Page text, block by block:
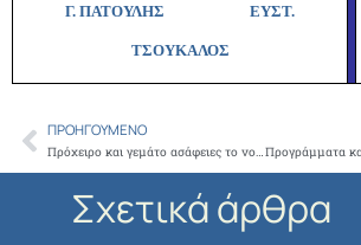
Γ. ΠΑΤΟΥΛΗΣ ΕΥΣΤ.
ΤΣΟΥΚΑΛΟΣ
Prev
ΠΡΟΗΓΟΎΜΕΝΟ
Πρόχειρο και γεμάτο ασάφειες το νομοσχέδιο για την Πρωτοβάθμια Φροντίδα Υγείας
Σχετικά άρθρα